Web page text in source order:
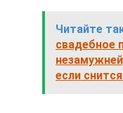
Читайте
свадебное
если